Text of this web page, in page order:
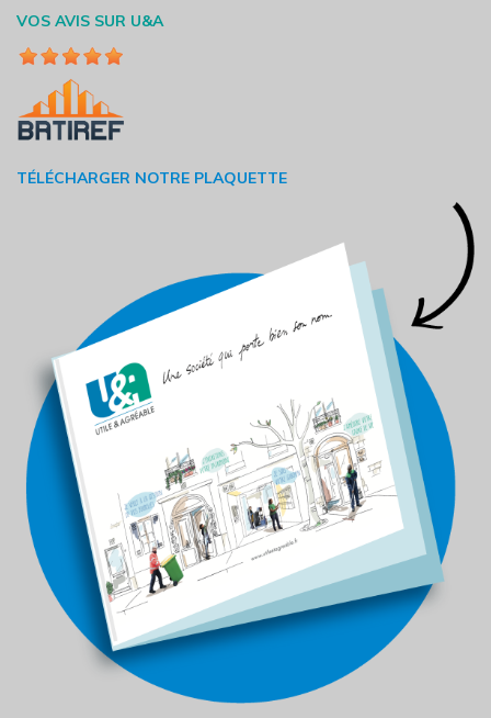
VOS AVIS SUR U&A
TÉLÉCHARGER NOTRE PLAQUETTE